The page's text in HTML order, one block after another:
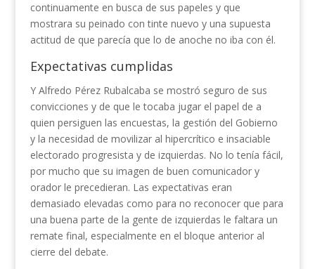
continuamente en busca de sus papeles y que
mostrara su peinado con tinte nuevo y una supuesta
actitud de que parecía que lo de anoche no iba con él.
Expectativas cumplidas
Y Alfredo Pérez Rubalcaba se mostró seguro de sus
convicciones y de que le tocaba jugar el papel de a
quien persiguen las encuestas, la gestión del Gobierno
y la necesidad de movilizar al hipercrítico e insaciable
electorado progresista y de izquierdas. No lo tenía fácil,
por mucho que su imagen de buen comunicador y
orador le precedieran. Las expectativas eran
demasiado elevadas como para no reconocer que para
una buena parte de la gente de izquierdas le faltara un
remate final, especialmente en el bloque anterior al
cierre del debate.